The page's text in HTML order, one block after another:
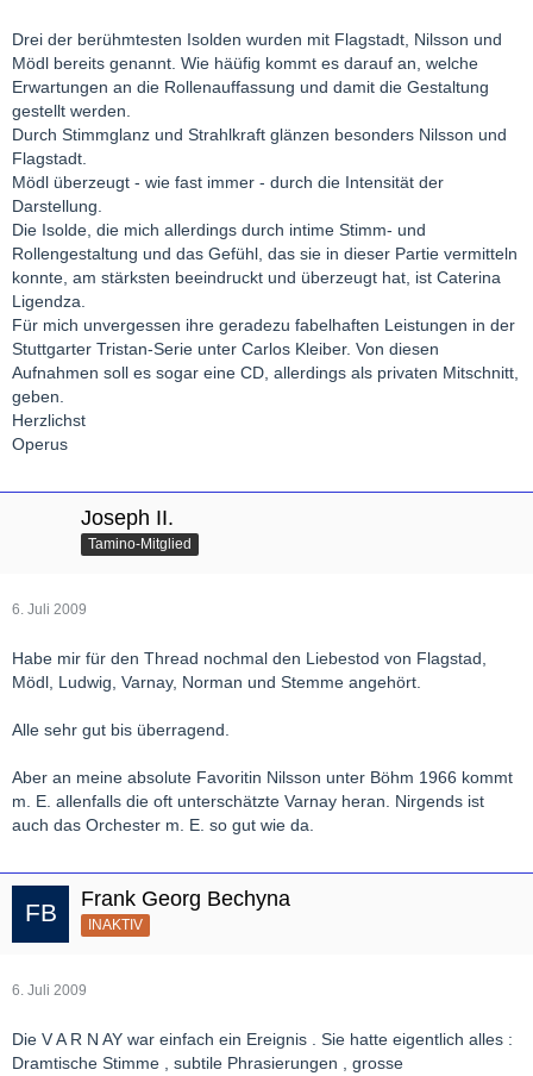
Drei der berühmtesten Isolden wurden mit Flagstadt, Nilsson und
Mödl bereits genannt. Wie häüfig kommt es darauf an, welche
Erwartungen an die Rollenauffassung und damit die Gestaltung
gestellt werden.
Durch Stimmglanz und Strahlkraft glänzen besonders Nilsson und
Flagstadt.
Mödl überzeugt - wie fast immer - durch die Intensität der
Darstellung.
Die Isolde, die mich allerdings durch intime Stimm- und
Rollengestaltung und das Gefühl, das sie in dieser Partie vermitteln
konnte, am stärksten beeindruckt und überzeugt hat, ist Caterina
Ligendza.
Für mich unvergessen ihre geradezu fabelhaften Leistungen in der
Stuttgarter Tristan-Serie unter Carlos Kleiber. Von diesen
Aufnahmen soll es sogar eine CD, allerdings als privaten Mitschnitt,
geben.
Herzlichst
Operus
Joseph II.
Tamino-Mitglied
6. Juli 2009
Habe mir für den Thread nochmal den Liebestod von Flagstad,
Mödl, Ludwig, Varnay, Norman und Stemme angehört.
Alle sehr gut bis überragend.
Aber an meine absolute Favoritin Nilsson unter Böhm 1966 kommt
m. E. allenfalls die oft unterschätzte Varnay heran. Nirgends ist
auch das Orchester m. E. so gut wie da.
Frank Georg Bechyna
INAKTIV
6. Juli 2009
Die V A R N AY war einfach ein Ereignis . Sie hatte eigentlich alles :
Dramtische Stimme , subtile Phrasierungen , grosse